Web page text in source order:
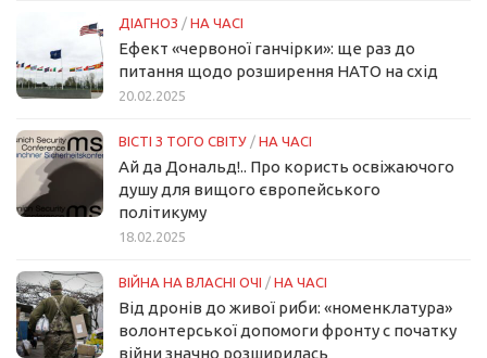
ДІАГНОЗ / НА ЧАСІ
Ефект «червоної ганчірки»: ще раз до
питання щодо розширення НАТО на схід
20.02.2025
ВІСТІ З ТОГО СВІТУ / НА ЧАСІ
Ай да Дональд!.. Про користь освіжаючого
душу для вищого європейського
політикуму
18.02.2025
ВІЙНА НА ВЛАСНІ ОЧІ / НА ЧАСІ
Від дронів до живої риби: «номенклатура»
волонтерської допомоги фронту с початку
війни значно розширилась